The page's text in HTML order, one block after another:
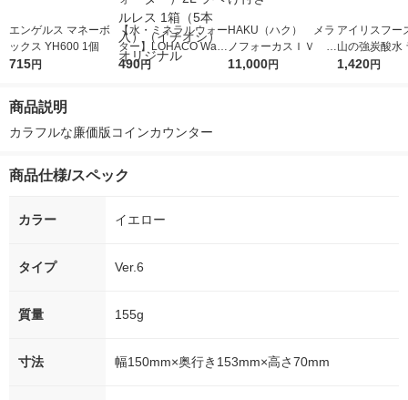
エンゲルス マネーボ
ックス YH600 1個
715円
【水・ミネラルウォー
ター】LOHACO Wate
r（ロハコウォータ
490円
HAKU（ハク） メラ
ノフォーカスＩＶ 4
5ｇ 資生堂 おまけ
11,000円
アイリスフー
山の強炭酸水
レス 500ml 1
1,420円
商品説明
カラフルな廉価版コインカウンター
商品仕様/スペック
カラー イエロー
タイプ Ver.6
質量 155g
寸法 幅150mm×奥行き153mm×高さ70mm